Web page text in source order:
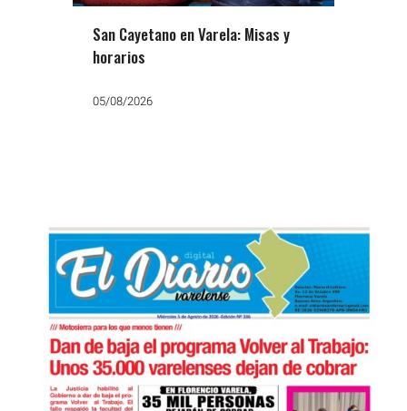
San Cayetano en Varela: Misas y
horarios
05/08/2026